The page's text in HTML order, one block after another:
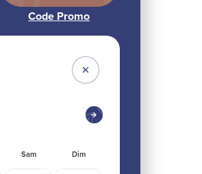
Sam Dim